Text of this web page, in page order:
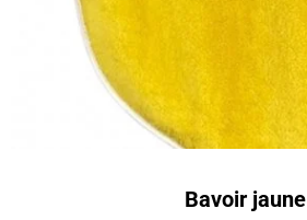
Bavoir jaune